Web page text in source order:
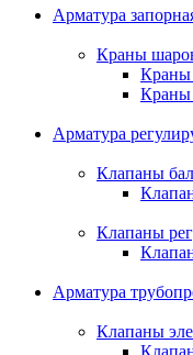
Арматура
Краны
Краны
Краны
Арматура
Клапаны
Клапаны
Арматура
Клапаны